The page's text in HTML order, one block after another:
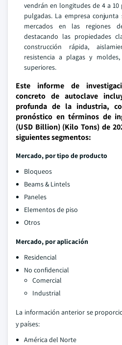
vendrán en longitudes de 4 a 10
pulgadas. La empresa
mercados en las regiones
destacando las propiedades
construcción rápida,
resistencia a plagas y
superiores.
Este informe de
concreto de autoclave
profunda de la industria,
pronóstico en términos de
(USD Billion) (Kilo Tons) de
siguientes segmentos:
Mercado, por tipo de producto
Bloqueos
Beams & Lintels
Paneles
Elementos de piso
Otros
Mercado, por aplicación
Residencial
No confidencial
Comercial
Industrial
La información anterior se
y países:
América del Norte